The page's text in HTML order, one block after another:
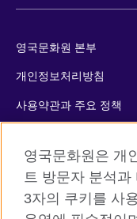
영국문화원 본부
개인정보처리방침
사용약관과 주요 정책
사이트맵
© 2026 British Council
영국문화원은 개
트 방문자 분석과
3자의 쿠키를 사